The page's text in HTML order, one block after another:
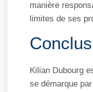
manière
limites de ses
Kilian Dubourg
se démarque